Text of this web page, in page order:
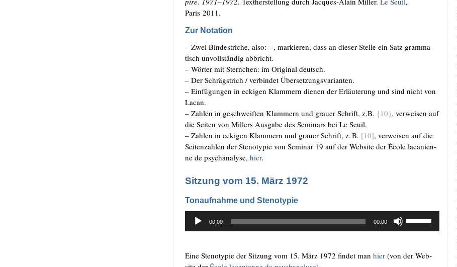
Paris 2011.
Zur Notation
– Zwei Bin­de­stri­che, also: --, mar­kie­ren, dass an die­ser Stel­le ein Satz gram­ma­
tisch unvoll­stän­dig abbricht.
–Wör­ter mit Stern­chen: im Ori­gi­nal deutsch.
–Der Schräg­strich /​ ver­bin­det Über­set­zungs­va­ri­an­ten.
–Ein­fü­gun­gen in ecki­gen Klam­mern die­nen der Erläu­te­rung und sind nicht von
Lacan.
–Zah­len in geschweif­ten Klam­mern und grau­er Schrift, z.B. {10}, ver­wei­sen auf
die Sei­ten von Mil­lers Aus­ga­be des Semi­nars bei Le Seuil.
–Zah­len in ecki­gen Klam­mern und grau­er Schrift, z.B. [10], ver­wei­sen auf die
Sei­ten­zah­len der Ste­no­ty­pie von Semi­nar 19 auf der Web­site der Éco­le laca­ni­en­
ne de psy­ch­ana­ly­se,hier.
Sitzung vom 15. März 1972
Tonaufnahme und Stenotypie
Audio-
Player
00:00 00:00
die
Eine Ste­no­ty­pie der Sit­zung vom 15. März 1972 fin­det manhier(von der Web­